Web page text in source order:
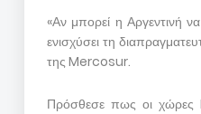
«Αν μπορεί η Αργεντινή
ενισχύσει τη
της Mercosur.
Πρόσθεσε πως οι χώρες